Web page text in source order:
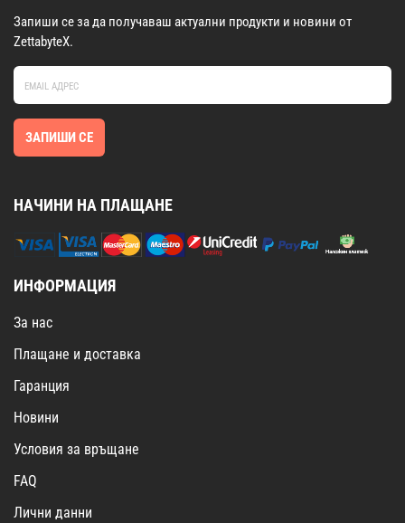
Запиши се за да получаваш актуални продукти и новини от
ZettabyteX.
ЗАПИШИ СЕ
НАЧИНИ НА ПЛАЩАНЕ
ИНФОРМАЦИЯ
За нас
Плащане и доставка
Гаранция
Новини
Условия за връщане
FAQ
Лични данни